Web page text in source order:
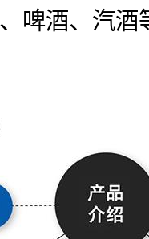
啤酒、汽